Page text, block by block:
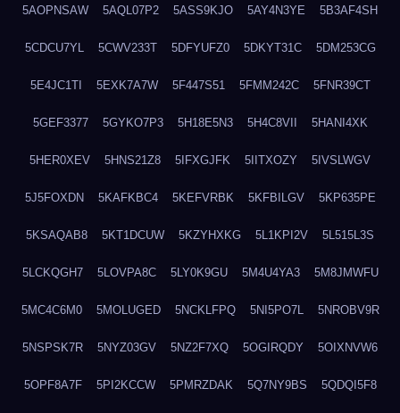
5AOPNSAW 5AQL07P2 5ASS9KJO 5AY4N3YE 5B3AF4SH
5CDCU7YL 5CWV233T 5DFYUFZ0 5DKYT31C 5DM253CG
5E4JC1TI 5EXK7A7W 5F447S51 5FMM242C 5FNR39CT
5GEF3377 5GYKO7P3 5H18E5N3 5H4C8VII 5HANI4XK
5HER0XEV 5HNS21Z8 5IFXGJFK 5IITXOZY 5IVSLWGV
5J5FOXDN 5KAFKBC4 5KEFVRBK 5KFBILGV 5KP635PE
5KSAQAB8 5KT1DCUW 5KZYHXKG 5L1KPI2V 5L515L3S
5LCKQGH7 5LOVPA8C 5LY0K9GU 5M4U4YA3 5M8JMWFU
5MC4C6M0 5MOLUGED 5NCKLFPQ 5NI5PO7L 5NROBV9R
5NSPSK7R 5NYZ03GV 5NZ2F7XQ 5OGIRQDY 5OIXNVW6
5OPF8A7F 5PI2KCCW 5PMRZDAK 5Q7NY9BS 5QDQI5F8